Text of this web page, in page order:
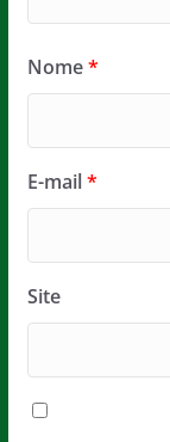
Nome*
E-mail*
Site